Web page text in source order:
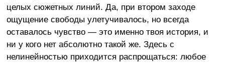
целых сюжетных линий. Да, при втором заходе
ощущение свободы улетучивалось, но всегда
оставалось чувство — это именно твоя история, и
ни у кого нет абсолютно такой же. Здесь с
нелинейностью приходится распрощаться: любое